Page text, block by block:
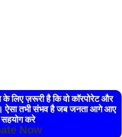
के लिए ज़रूरी है कि वो कॉरपोरेट और
ऐसा तभी संभव है जब जनता आगे आए
करे
Now